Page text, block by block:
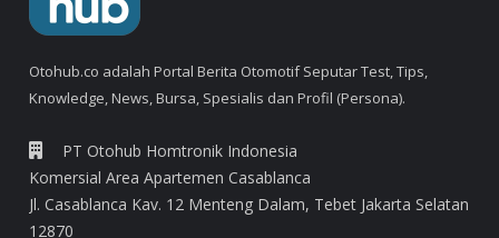
Otohub.co adalah Portal Berita Otomotif Seputar Test, Tips,
Knowledge, News, Bursa, Spesialis dan Profil (Persona).
PT Otohub Homtronik Indonesia
Komersial Area Apartemen Casablanca
Jl. Casablanca Kav. 12 Menteng Dalam, Tebet Jakarta Selatan
12870